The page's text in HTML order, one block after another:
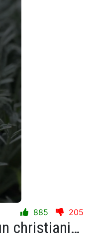
885 205
Un capitalisme sans banqueroute est comme un christianisme sans enfer.